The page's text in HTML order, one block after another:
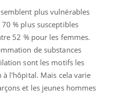
plus vulnérables
% plus susceptibles
52 % pour les femmes.
de substances
sont les motifs les
l'hôpital. Mais cela varie
et les jeunes hommes